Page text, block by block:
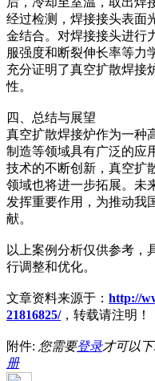
经过检测，焊接接头表面
金结合。对焊接接头进行
服强度和断裂伸长率等力
充分证明了真空扩散焊接
性。
四、总结与展望
真空扩散焊接炉作为一种
制造等领域具有广泛的应
技术的不断创新，真空扩
领域也将进一步拓展。未
发挥重要作用，为推动我
献。
以上案例分析仅供参考，
行调整和优化。
文章资料来源于： http://
21816825/，转载请注明！
附件: 您需要登录才可以
册